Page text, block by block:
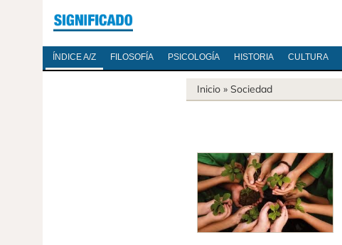
ÍNDICE A/Z FILOSOFÍA PSICOLOGÍA HISTORIA CULTURA
Inicio » Sociedad